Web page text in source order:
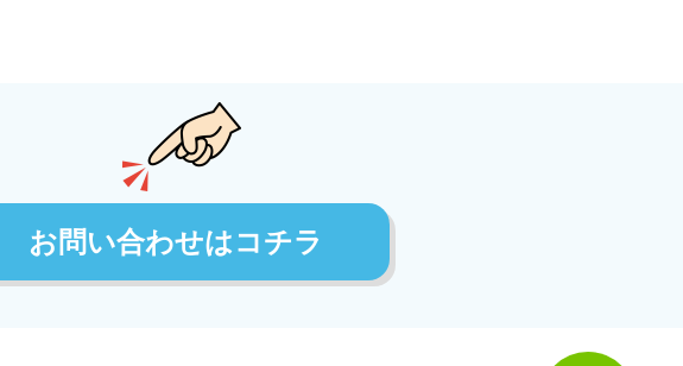
お問い合わせはコチラ